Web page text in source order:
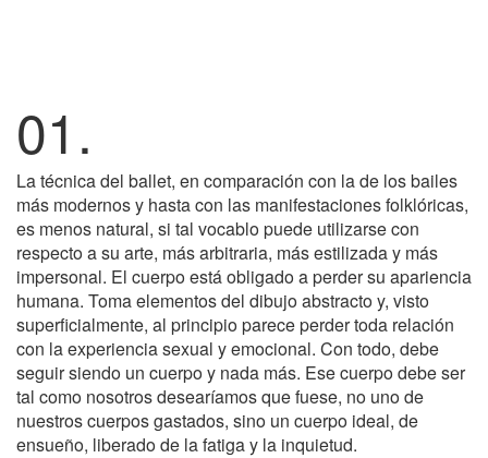
01.
La técnica del ballet, en comparación con la de los bailes
más modernos y hasta con las manifestaciones folklóricas,
es menos natural, si tal vocablo puede utilizarse con
respecto a su arte, más arbitraria, más estilizada y más
impersonal. El cuerpo está obligado a perder su apariencia
humana. Toma elementos del dibujo abstracto y, visto
superficialmente, al principio parece perder toda relación
con la experiencia sexual y emocional. Con todo, debe
seguir siendo un cuerpo y nada más. Ese cuerpo debe ser
tal como nosotros desearíamos que fuese, no uno de
nuestros cuerpos gastados, sino un cuerpo ideal, de
ensueño, liberado de la fatiga y la inquietud.